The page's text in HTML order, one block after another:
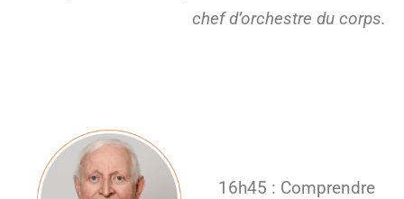
chef d’orchestre du corps.
16h45 : Comprendre